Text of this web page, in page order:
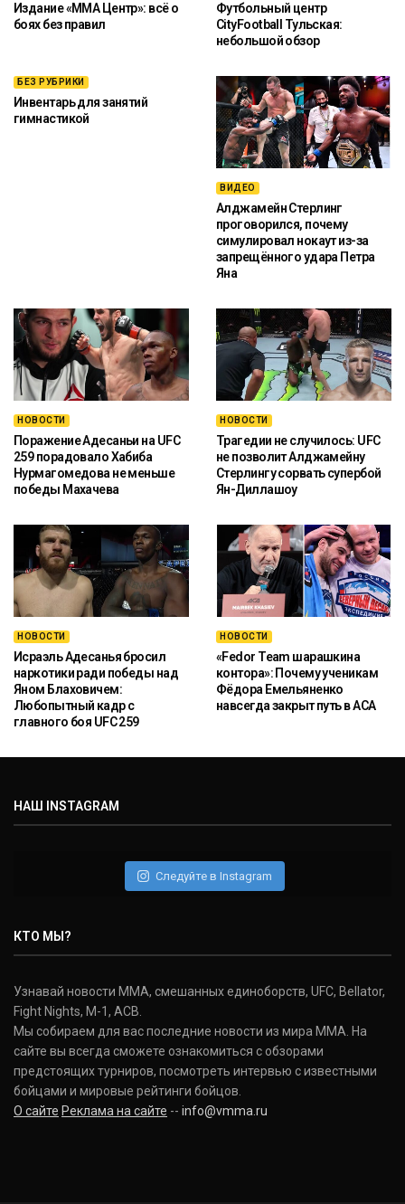
Издание «ММА Центр»: всё о
боях без правил
Футбольный центр
CityFootball Тульская:
небольшой обзор
БЕЗ РУБРИКИ
Инвентарь для занятий
гимнастикой
ВИДЕО
Алджамейн Стерлинг
проговорился, почему
симулировал нокаут из-за
запрещённого удара Петра
Яна
НОВОСТИ
Поражение Адесаньи на UFC
259 порадовало Хабиба
Нурмагомедова не меньше
победы Махачева
НОВОСТИ
Трагедии не случилось: UFC
не позволит Алджамейну
Стерлингу сорвать супербой
Ян-Диллашоу
НОВОСТИ
Исраэль Адесанья бросил
наркотики ради победы над
Яном Блаховичем:
Любопытный кадр с
главного боя UFC 259
НОВОСТИ
«Fedor Team шарашкина
контора»: Почему ученикам
Фёдора Емельяненко
навсегда закрыт путь в ACA
НАШ INSTAGRAM
Следуйте в Instagram
КТО МЫ?
Узнавай новости ММА, смешанных единоборств, UFC, Bellator,
Fight Nights, M-1, ACB.
Мы собираем для вас последние новости из мира ММА. На
сайте вы всегда сможете ознакомиться с обзорами
предстоящих турниров, посмотреть интервью с известными
бойцами и мировые рейтинги бойцов.
О сайте Реклама на сайте -- info@vmma.ru